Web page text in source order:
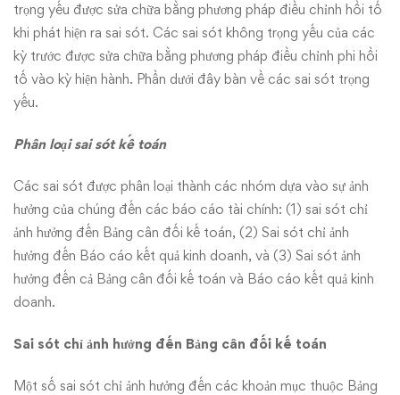
trọng yếu được sửa chữa bằng phương pháp điều chỉnh hồi tố
khi phát hiện ra sai sót. Các sai sót không trọng yếu của các
kỳ trước được sửa chữa bằng phương pháp điều chỉnh phi hồi
tố vào kỳ hiện hành. Phần dưới đây bàn về các sai sót trọng
yếu.
Phân loại sai sót kế toán
Các sai sót được phân loại thành các nhóm dựa vào sự ảnh
hưởng của chúng đến các báo cáo tài chính: (1) sai sót chỉ
ảnh hưởng đến Bảng cân đối kế toán, (2) Sai sót chỉ ảnh
hưởng đến Báo cáo kết quả kinh doanh, và (3) Sai sót ảnh
hưởng đến cả Bảng cân đối kế toán và Báo cáo kết quả kinh
doanh.
Sai sót chỉ ảnh hưởng đến Bảng cân đối kế toán
Một số sai sót chỉ ảnh hưởng đến các khoản mục thuộc Bảng